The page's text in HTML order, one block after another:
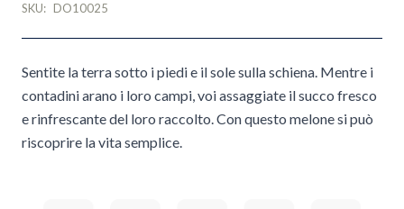
SKU: DO10025
Sentite la terra sotto i piedi e il sole sulla schiena. Mentre i
contadini arano i loro campi, voi assaggiate il succo fresco
e rinfrescante del loro raccolto. Con questo melone si può
riscoprire la vita semplice.